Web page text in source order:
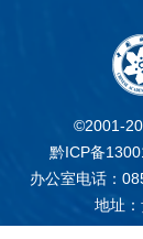
©2001-
黔ICP备
办公室电话：
地址